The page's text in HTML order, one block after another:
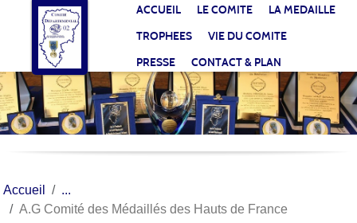
ACCUEIL LE COMITE
LA MEDAILLE
TROPHEES
VIE DU COMITE
PRESSE
CONTACT & PLAN
Accueil
A.G Comité des Médaillés des Hauts de France
Panneau de gestion des cookies